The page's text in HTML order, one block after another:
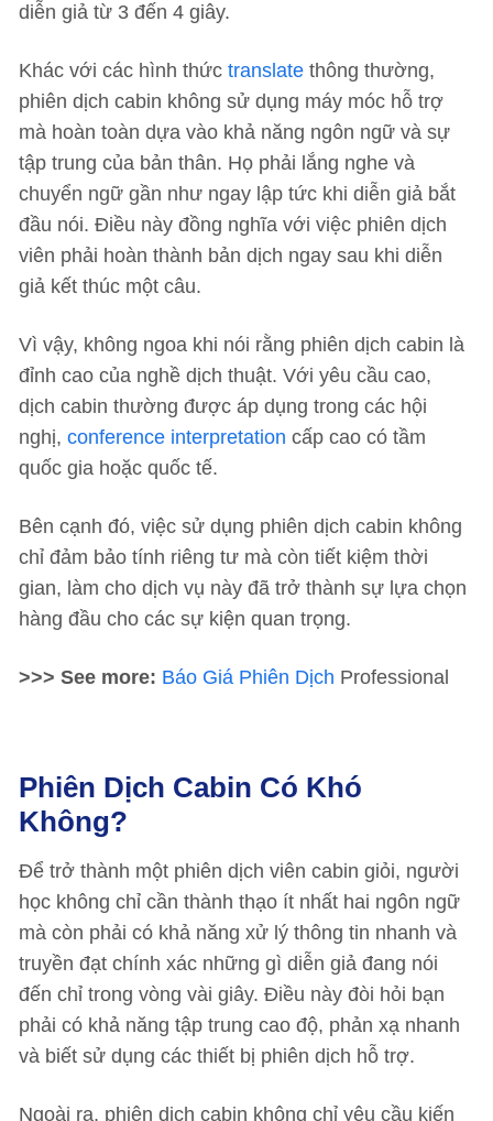
diễn giả từ 3 đến 4 giây.
Khác với các hình thức translate thông thường,
phiên dịch cabin không sử dụng máy móc hỗ trợ
mà hoàn toàn dựa vào khả năng ngôn ngữ và sự
tập trung của bản thân. Họ phải lắng nghe và
chuyển ngữ gần như ngay lập tức khi diễn giả bắt
đầu nói. Điều này đồng nghĩa với việc phiên dịch
viên phải hoàn thành bản dịch ngay sau khi diễn
giả kết thúc một câu.
Vì vậy, không ngoa khi nói rằng phiên dịch cabin là
đỉnh cao của nghề dịch thuật. Với yêu cầu cao,
dịch cabin thường được áp dụng trong các hội
nghị, conference interpretation cấp cao có tầm
quốc gia hoặc quốc tế.
Bên cạnh đó, việc sử dụng phiên dịch cabin không
chỉ đảm bảo tính riêng tư mà còn tiết kiệm thời
gian, làm cho dịch vụ này đã trở thành sự lựa chọn
hàng đầu cho các sự kiện quan trọng.
>>> See more: Báo Giá Phiên Dịch Professional
Phiên Dịch Cabin Có Khó
Không?
Để trở thành một phiên dịch viên cabin giỏi, người
học không chỉ cần thành thạo ít nhất hai ngôn ngữ
mà còn phải có khả năng xử lý thông tin nhanh và
truyền đạt chính xác những gì diễn giả đang nói
đến chỉ trong vòng vài giây. Điều này đòi hỏi bạn
phải có khả năng tập trung cao độ, phản xạ nhanh
và biết sử dụng các thiết bị phiên dịch hỗ trợ.
Ngoài ra, phiên dịch cabin không chỉ yêu cầu kiến